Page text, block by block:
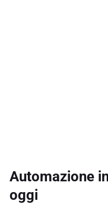
Automazione
oggi